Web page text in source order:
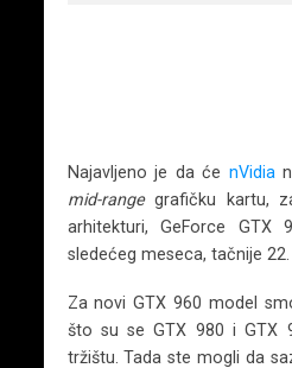
Najavljeno je da će nVidia
mid-rangegrafičku kartu,
arhitekturi, GeForce
sledećeg meseca, tačnije 22.
Za novi GTX 960 model
što su se GTX 980 i GTX
tržištu. Tada ste mogli da